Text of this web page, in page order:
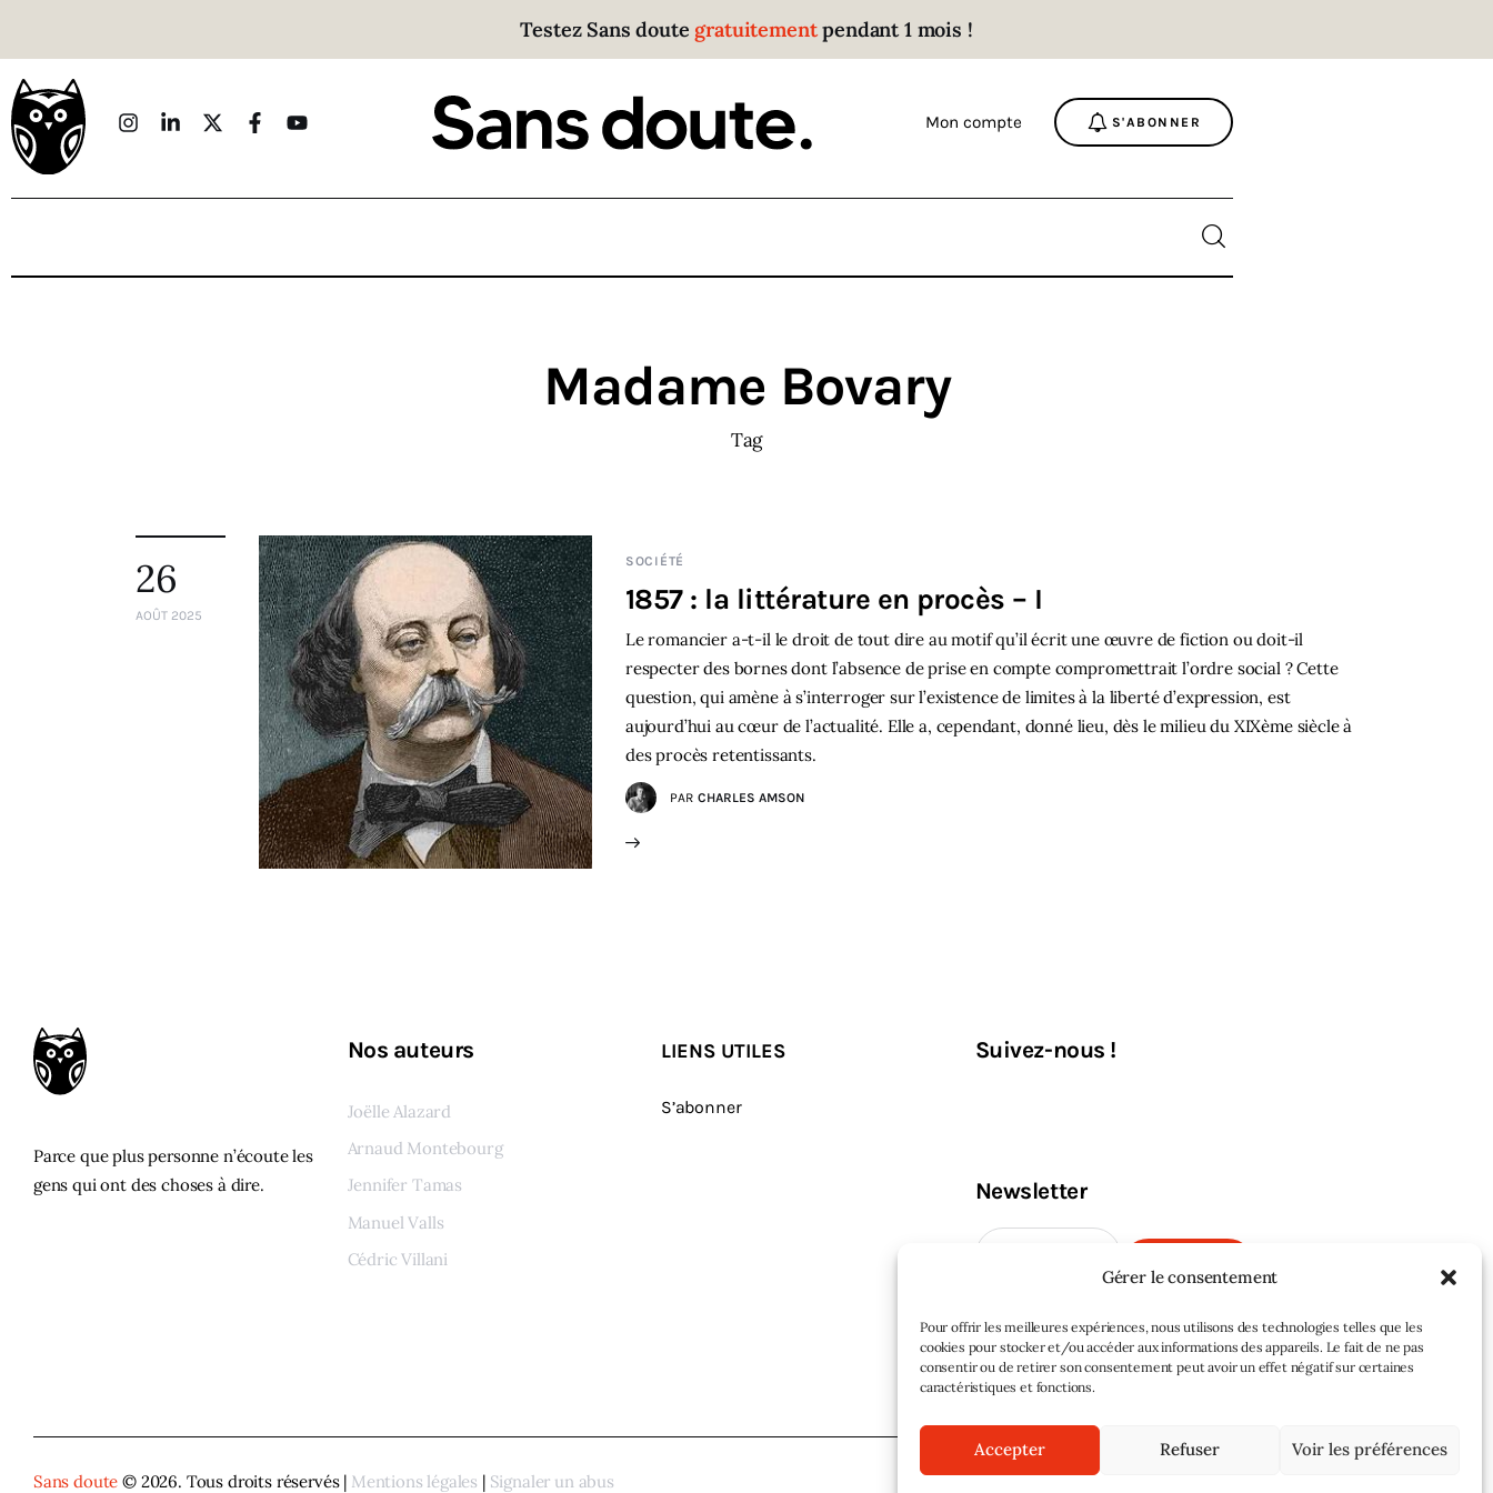
Gérer le consentement
Pour offrir les meilleures expériences, nous utilisons des technologies telles que les
cookies pour stocker et/ou accéder aux informations des appareils. Le fait de ne pas
consentir ou de retirer son consentement peut avoir un effet négatif sur certaines
caractéristiques et fonctions.
Accepter Refuser Voir les préférences
Testez Sans doute gratuitementpendant 1 mois !
Mon compte S'ABONNER
Sans doute
Parce que plus personne n’écoute les gens qui ont
des choses à dire.
Économie
Monde
Madame Bovary
Tag
26
AOÛT 2025
SOCIÉTÉ
1857 : la littérature en procès – I
Le romancier a-t-il le droit de tout dire au motif qu’il écrit une œuvre de fiction ou doit-il
respecter des bornes dont l’absence de prise en compte compromettrait l’ordre social ? Cette
question, qui amène à s’interroger sur l’existence de limites à la liberté d’expression, est
aujourd’hui au cœur de l’actualité. Elle a, cependant, donné lieu, dès le milieu du XIXème siècle à
des procès retentissants.
PAR CHARLES AMSON
Parce que plus personne n’écoute les
gens qui ont des choses à dire.
Nos auteurs
Joëlle Alazard
Arnaud Montebourg
Jennifer Tamas
Manuel Valls
Cédric Villani
LIENS UTILES
S’abonner
Suivez-nous !
Newsletter
M'INSCRIRE
Sans doute © 2026. Tous droits réservés | Mentions légales | Signaler un abus